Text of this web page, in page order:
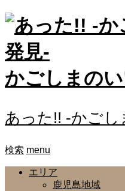
かごしまの
あった!! -かご
検索 menu
エリア
鹿児島地域